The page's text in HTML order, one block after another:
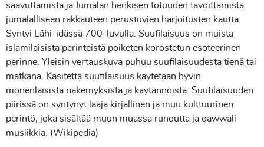
saavuttamista ja Jumalan henkisen totuuden tavoittamista
jumalalliseen rakkauteen perustuvien harjoitusten kautta.
Syntyi Lähi-idässä 700-luvulla. Suufilaisuus on muista
islamilaisista perinteistä poiketen korostetun esoteerinen
perinne. Yleisin vertauskuva puhuu suufilaisuudesta tienä tai
matkana. Käsitettä suufilaisuus käytetään hyvin
monenlaisista näkemyksistä ja käytännöistä. Suufilaisuuden
piirissä on syntynyt laaja kirjallinen ja muu kulttuurinen
perintö, joka sisältää muun muassa runoutta ja qawwali-
musiikkia. (Wikipedia)